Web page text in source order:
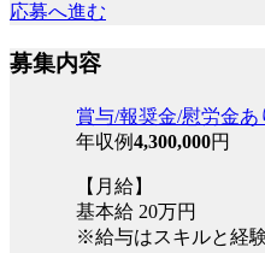
応募へ進む
募集内容
賞与/報奨金/慰労金あ
年収例4,300,000円
【月給】
基本給 20万円
※給与はスキルと経